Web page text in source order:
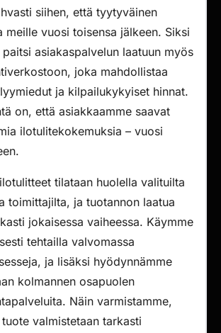
siihen, että tyytyväinen
meille vuosi toisensa jälkeen. Siksi
asiakaspalvelun laatuun myös
joka mahdollistaa
ja kilpailukykyiset hinnat.
on, että asiakkaamme saavat
ilotulitekokemuksia – vuosi
tilataan huolella valituilta
toimittajilta, ja tuotannon laatua
jokaisessa vaiheessa. Käymme
tehtailla valvomassa
ja lisäksi hyödynnämme
kolmannen osapuolen
Näin varmistamme,
valmistetaan tarkasti